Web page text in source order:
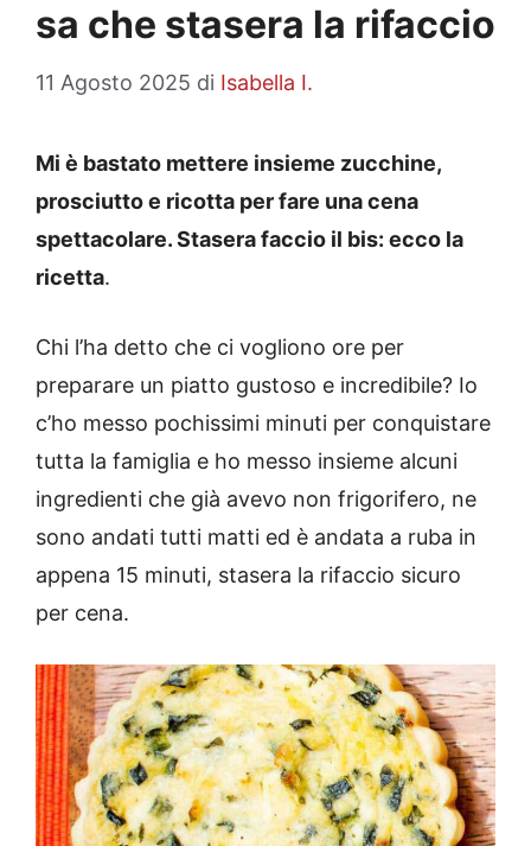
sa che stasera la rifaccio
11 Agosto 2025 di Isabella I.
Mi è bastato mettere insieme zucchine,
prosciutto e ricotta per fare una cena
spettacolare. Stasera faccio il bis: ecco la
ricetta.
Chi l’ha detto che ci vogliono ore per
preparare un piatto gustoso e incredibile? Io
c’ho messo pochissimi minuti per conquistare
tutta la famiglia e ho messo insieme alcuni
ingredienti che già avevo non frigorifero, ne
sono andati tutti matti ed è andata a ruba in
appena 15 minuti, stasera la rifaccio sicuro
per cena.